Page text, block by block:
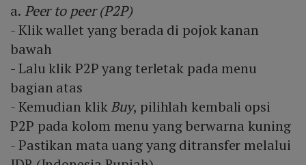
a. Peer to peer (P2P)
- Klik wallet yang berada di pojok kanan
bawah
- Lalu klik P2P yang terletak pada menu
bagian atas
- Kemudian klikBuy, pilihlah kembali opsi
P2P pada kolom menu yang berwarna kuning
- Pastikan mata uang yang ditransfer melalui